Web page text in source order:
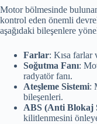
Motor bölmesinde
kontrol eden önemli
aşağıdaki bileşenlere
Farlar: Kısa farlar
Soğutma Fanı:
radyatör fanı.
Ateşleme Sistemi:
bileşenleri.
ABS (Anti Blokaj
kilitlenmesini